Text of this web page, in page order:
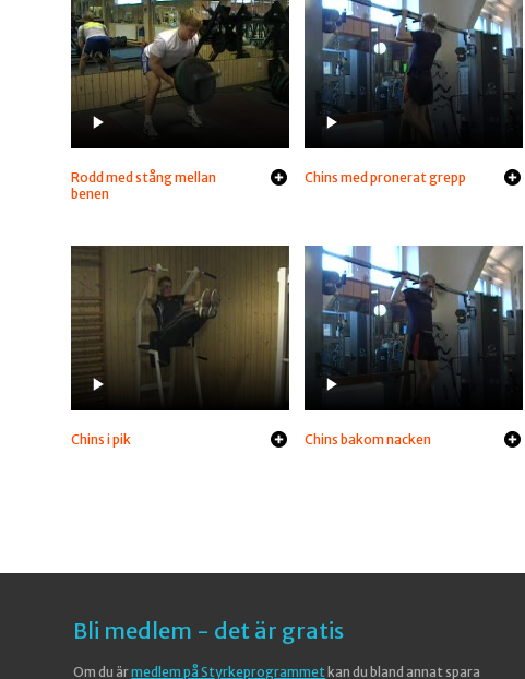
Rodd med stång mellan
benen
Chins med pronerat grepp
Chins i pik Chins bakom nacken
Bli medlem - det är gratis
Om du ärmedlem på Styrkeprogrammetkan du bland annat spara